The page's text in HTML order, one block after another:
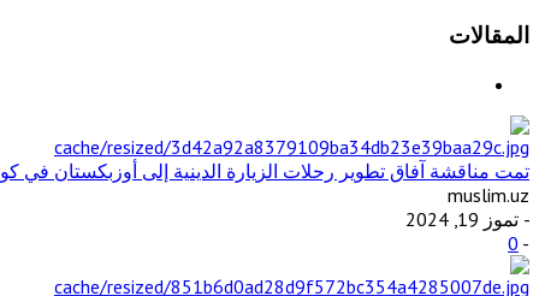
المقالات
تمت مناقشة آفاق تطوير رحلات الزيارة الدينية إلى أوزبكستان في
muslim.uz
- تموز 19, 2024
-
0